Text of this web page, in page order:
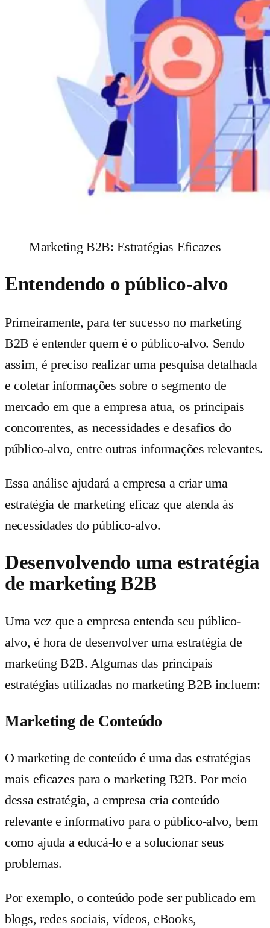
Marketing B2B: Estratégias Eficazes
Entendendo o público-alvo
Primeiramente, para ter sucesso no marketing
B2B é entender quem é o público-alvo. Sendo
assim, é preciso realizar uma pesquisa detalhada
e coletar informações sobre o segmento de
mercado em que a empresa atua, os principais
concorrentes, as necessidades e desafios do
público-alvo, entre outras informações relevantes.
Essa análise ajudará a empresa a criar uma
estratégia de marketing eficaz que atenda às
necessidades do público-alvo.
Desenvolvendo uma estratégia
de marketing B2B
Uma vez que a empresa entenda seu público-
alvo, é hora de desenvolver uma estratégia de
marketing B2B. Algumas das principais
estratégias utilizadas no marketing B2B incluem:
Marketing de Conteúdo
O marketing de conteúdo é uma das estratégias
mais eficazes para o marketing B2B. Por meio
dessa estratégia, a empresa cria conteúdo
relevante e informativo para o público-alvo, bem
como ajuda a educá-lo e a solucionar seus
problemas.
Por exemplo, o conteúdo pode ser publicado em
blogs, redes sociais, vídeos, eBooks,